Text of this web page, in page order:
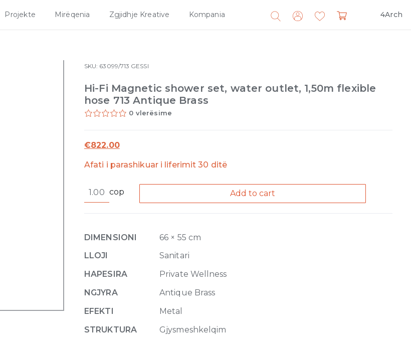
Projekte Mirëqenia Zgjidhje Kreative Kompania 4Arch
Search
for:
SKU: 63099/713 GESSI
Hi-Fi Magnetic shower set, water outlet, 1,50m flexible
hose 713 Antique Brass
0 vlerësime
€822.00
Afati i parashikuar i liferimit 30 ditë
Fi
water
outlet,
flexible
hose
Antique
Brass
cop Add to cart
DIMENSIONI
66 × 55 cm
LLOJI
Sanitari
HAPESIRA
Private Wellness
NGJYRA
Antique Brass
EFEKTI
Metal
STRUKTURA
Gjysmeshkelqim